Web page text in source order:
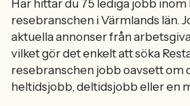
Här hittar du 75 lediga jobb inom
resebranschen i Värmlands län.
aktuella annonser från
vilket gör det enkelt att söka
resebranschen jobb oavsett om
heltidsjobb, deltidsjobb eller en